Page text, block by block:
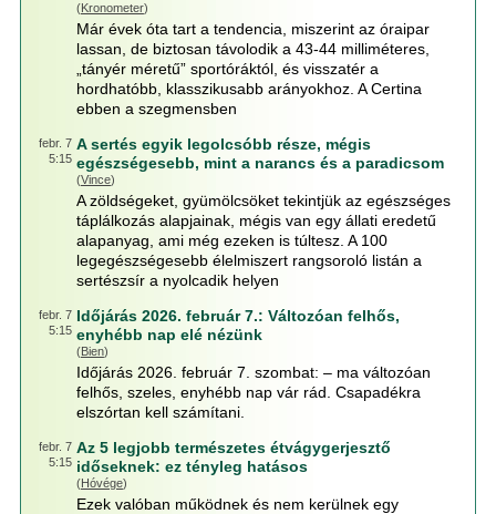
(Kronometer)
Már évek óta tart a tendencia, miszerint az óraipar
lassan, de biztosan távolodik a 43-44 milliméteres,
„tányér méretű” sportóráktól, és visszatér a
hordhatóbb, klasszikusabb arányokhoz. A Certina
ebben a szegmensben
febr. 7
5:15
A sertés egyik legolcsóbb része, mégis
egészségesebb, mint a narancs és a paradicsom
(Vince)
A zöldségeket, gyümölcsöket tekintjük az egészséges
táplálkozás alapjainak, mégis van egy állati eredetű
alapanyag, ami még ezeken is túltesz. A 100
legegészségesebb élelmiszert rangsoroló listán a
sertészsír a nyolcadik helyen
febr. 7
5:15
Időjárás 2026. február 7.: Változóan felhős,
enyhébb nap elé nézünk
(Bien)
Időjárás 2026. február 7. szombat: – ma változóan
felhős, szeles, enyhébb nap vár rád. Csapadékra
elszórtan kell számítani.
febr. 7
5:15
Az 5 legjobb természetes étvágygerjesztő
időseknek: ez tényleg hatásos
(Hóvége)
Ezek valóban működnek és nem kerülnek egy